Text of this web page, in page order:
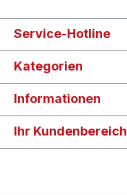
Service-Hotline
Kategorien
Informationen
Ihr Kundenbereich